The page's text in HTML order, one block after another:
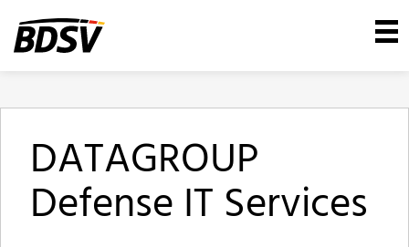
DATAGROUP
Defense IT Services